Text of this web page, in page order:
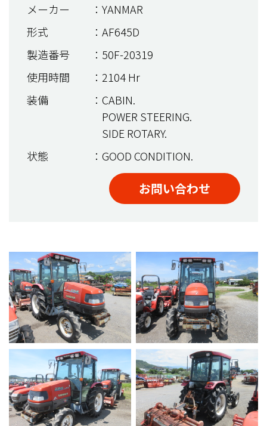
メーカー
：YANMAR
形式
：AF645D
製造番号
：50F-20319
使用時間
：2104 Hr
装備
：CABIN.
POWER STEERING.
SIDE ROTARY.
状態
：GOOD CONDITION.
お問い合わせ